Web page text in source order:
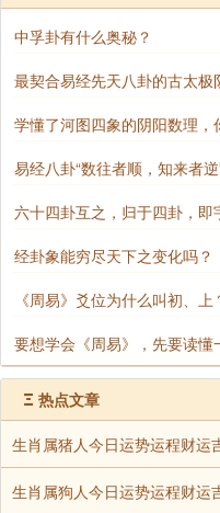
在我们稳定了心态
久。”山不转水转，水不
有事情都可以转变。
当我们遇到不顺的
是坚持错误的东西，事
我有一位朋友进入了夕
止损。保住本钱，将来
不管是创业还是工
该变通的时候一定要学
死。
中孚卦有什么奥秘？
最契合易经先天八卦的古太极
学懂了河图四象的阴阳数理，
易经八卦“数往者顺，知来者
六十四卦互之，归于四卦，即
经卦象能穷尽天下之变化吗？
《周易》爻位为什么叫初、
要想学会《周易》，先要读懂
Ξ 热点文章
生肖属猪人今日运势运程财运
生肖属狗人今日运势运程财运